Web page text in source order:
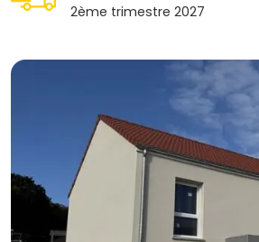
2ème trimestre 2027